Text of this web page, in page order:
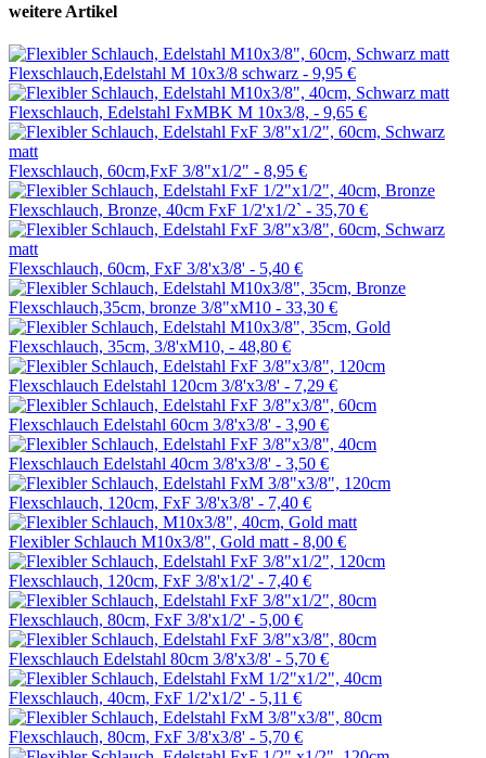
weitere Artikel
Flexschlauch,Edelstahl M 10x3/8 schwarz - 9,95 €
Flexschlauch, Edelstahl FxMBK M 10x3/8, - 9,65 €
Flexschlauch, 60cm,FxF 3/8"x1/2" - 8,95 €
Flexschlauch, Bronze, 40cm FxF 1/2'x1/2` - 35,70 €
Flexschlauch, 60cm, FxF 3/8'x3/8' - 5,40 €
Flexschlauch,35cm, bronze 3/8"xM10 - 33,30 €
Flexschlauch, 35cm, 3/8'xM10, - 48,80 €
Flexschlauch Edelstahl 120cm 3/8'x3/8' - 7,29 €
Flexschlauch Edelstahl 60cm 3/8'x3/8' - 3,90 €
Flexschlauch Edelstahl 40cm 3/8'x3/8' - 3,50 €
Flexschlauch, 120cm, FxF 3/8'x3/8' - 7,40 €
Flexibler Schlauch M10x3/8", Gold matt - 8,00 €
Flexschlauch, 120cm, FxF 3/8'x1/2' - 7,40 €
Flexschlauch, 80cm, FxF 3/8'x1/2' - 5,00 €
Flexschlauch Edelstahl 80cm 3/8'x3/8' - 5,70 €
Flexschlauch, 40cm, FxF 1/2'x1/2' - 5,11 €
Flexschlauch, 80cm, FxF 3/8'x3/8' - 5,70 €